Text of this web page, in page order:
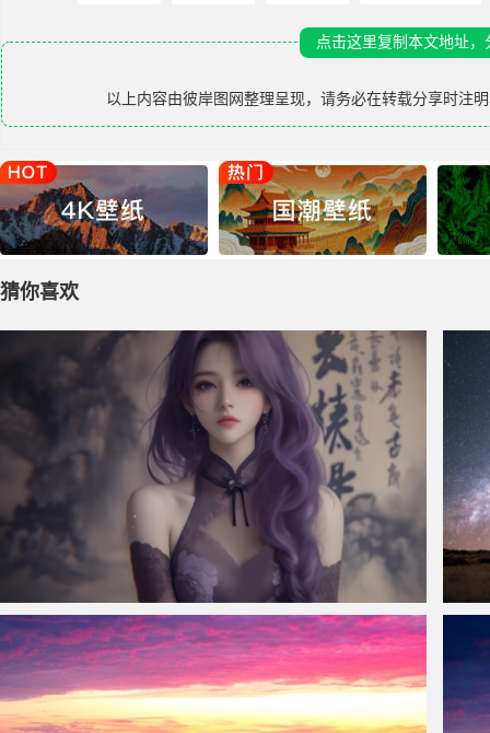
点击这里复制本文地址
以上内容由彼岸图网 整理呈现，请务必在转载分享时注
猜你喜欢
仙侠凌仙 紫色长卷发美女 古风古典 4K壁纸